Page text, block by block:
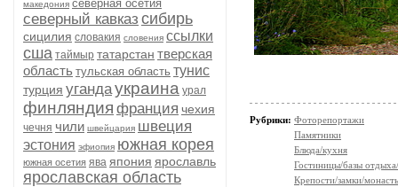
македония северная осетия
северный кавказ сибирь
сицилия словакия словения ссылки
сша таймыр татарстан тверская
область тульская область тунис
турция угандаукраина урал
финляндия франция чехия
чечня чили швейцария швеция
эстония эфиопия южная корея
южная осетия ява япония ярославль
ярославская область
Рубрики: Фоторепортажи
Памятники
Блюда/кухня
Гостиницы/базы
Крепости/замки/